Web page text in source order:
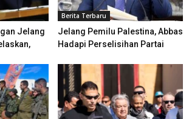
Jelang
Berita Terbaru
Jelang Pemilu Palestina, Abbas
Hadapi Perselisihan Partai